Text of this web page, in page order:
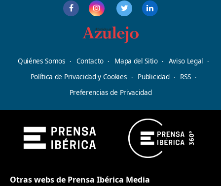
Quiénes Somos Contacto Mapa del Sitio
Aviso Legal
Política de Privacidad y Cookies
Publicidad
RSS
Preferencias de Privacidad
Otras webs de Prensa Ibérica Media